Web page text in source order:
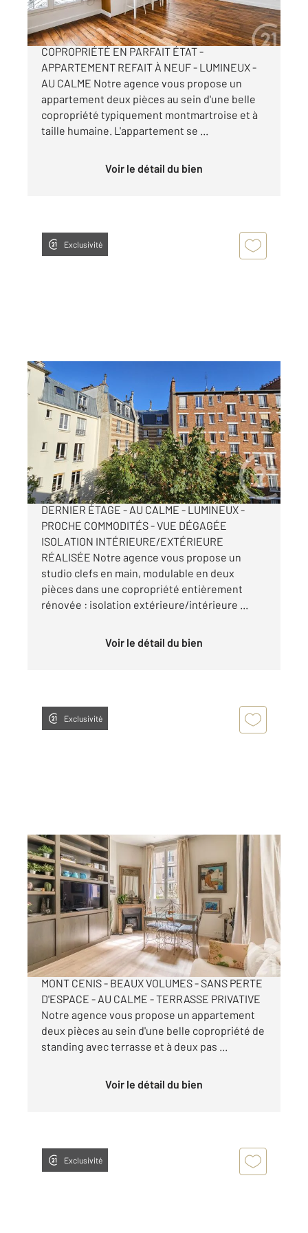
PARIS XVIIIe - MONTMARTRE - RUE D'ORSEL -
COPROPRIÉTÉ EN PARFAIT ÉTAT -
APPARTEMENT REFAIT À NEUF - LUMINEUX -
AU CALME Notre agence vous propose un
appartement deux pièces au sein d'une belle
copropriété typiquement montmartroise et à
taille humaine. L'appartement se ...
Voir le détail du bien
Exclusivité
PARIS 75018
24,24 m2, 1 pièce
Ref : 13626
Appartement Studio à vendre
309 000 €
PARIS XVIIIe - STUDIO - REFAIT À NEUF -
DERNIER ÉTAGE - AU CALME - LUMINEUX -
PROCHE COMMODITÉS - VUE DÉGAGÉE
ISOLATION INTÉRIEURE/EXTÉRIEURE
RÉALISÉE Notre agence vous propose un
studio clefs en main, modulable en deux
pièces dans une copropriété entièrement
rénovée : isolation extérieure/intérieure ...
Voir le détail du bien
Exclusivité
PARIS 75018
42,21 m2, 2 pièces
Ref : 14037
Appartement 2 Pièces à vendre
499 000 €
PARIS XVIIIe - VILLAGE MONTMARTRE - RUE DU
MONT CENIS - BEAUX VOLUMES - SANS PERTE
D'ESPACE - AU CALME - TERRASSE PRIVATIVE
Notre agence vous propose un appartement
deux pièces au sein d'une belle copropriété de
standing avec terrasse et à deux pas ...
Voir le détail du bien
Exclusivité